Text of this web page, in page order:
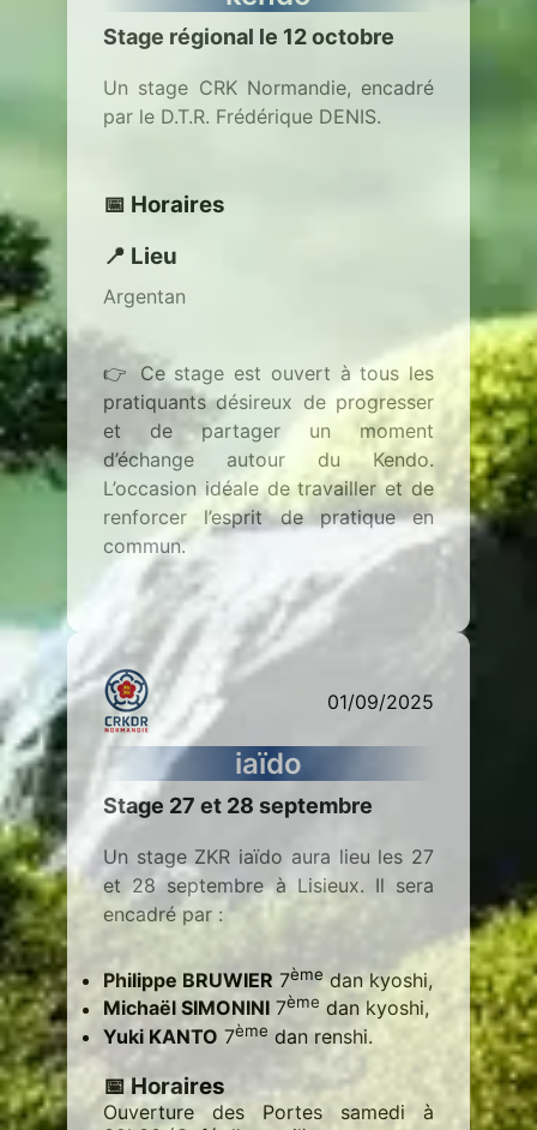
Accueil
Boutique
Contact
Stage régional le 12 octobre
Un stage CRK Normandie, encadré
par le D.T.R. Frédérique DENIS.
📅 Horaires
📍 Lieu
Argentan
👉 Ce stage est ouvert à tous les
pratiquants désireux de progresser
et de partager un moment
d’échange autour du Kendo.
L’occasion idéale de travailler et de
renforcer l’esprit de pratique en
commun.
01/09/2025
iaïdo
Stage 27 et 28 septembre
Un stage ZKR iaïdo aura lieu les 27
et 28 septembre à Lisieux. Il sera
encadré par :
Philippe BRUWIER 7èmedan kyoshi,
Michaël SIMONINI 7ème dan kyoshi,
Yuki KANTO 7ème dan renshi.
📅 Horaires
Ouverture des Portes samedi à